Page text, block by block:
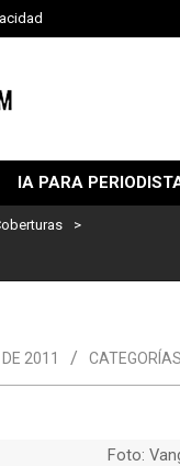
IA PARA
>
Lo mejor del
2011
Foto: